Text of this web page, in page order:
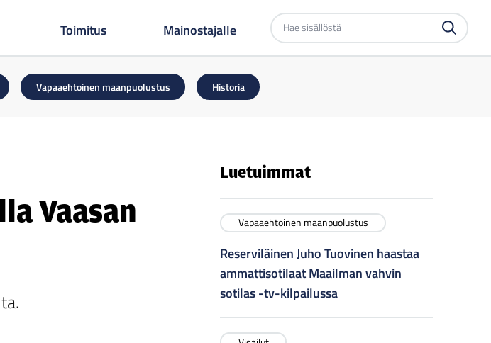
Toimitus Mainostajalle
Etsi
sivustolta
Vapaaehtoinen maanpuolustus Historia
Vaasan
Luetuimmat
Vapaaehtoinen maanpuolustus
Reserviläinen Juho Tuovinen haastaa
ammattisotilaat Maailman vahvin
sotilas -tv-kilpailussa